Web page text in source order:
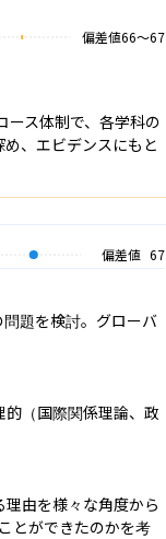
偏差値66〜67
ース体制で、各学科の
、エビデンスにもと
偏差値 67
題を検討。グローバ
（国際関係理論、政
由を様々な角度から
とができたのかを考